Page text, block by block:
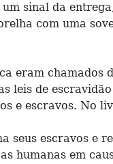
sinal da
com uma
eram
leis de
e escravos. No
escravos e
humanas em